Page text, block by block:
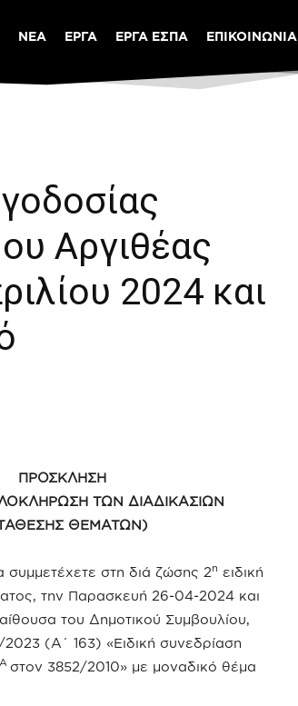
ΝΕΑ ΕΡΓΑ ΕΡΓΑ ΕΣΠΑ ΕΠΙΚΟΙΝΩΝΙΑ
Αργιθέας
2024 και
ΠΡΟΣΚΛΗΣΗ
ΤΩΝ ΔΙΑΔΙΚΑΣΙΩΝ
ΘΕΜΑΤΩΝ)
στη διά ζώσης 2η ειδική
την Παρασκευή 26-04-2024 και
του Δημοτικού Συμβουλίου,
(Α΄ 163) «Ειδική συνεδρίαση
Α στον 3852/2010» με μοναδικό θέμα